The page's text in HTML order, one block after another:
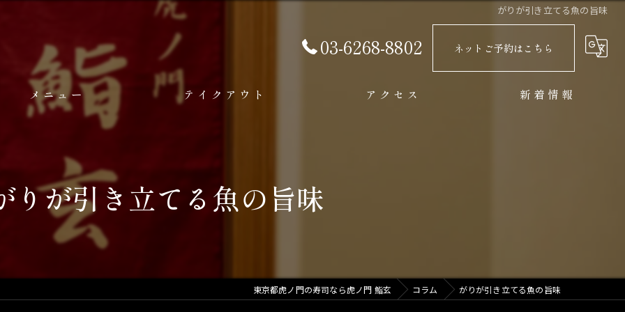
がりが引き立てる魚の旨味
03-6268-8802 ネットご予約はこちら
メニュー テイクアウト アクセス 新着情報
りが引き立てる魚の旨味
東京都虎ノ門の寿司なら虎ノ門 鮨玄 コラム がりが引き立てる魚の旨味